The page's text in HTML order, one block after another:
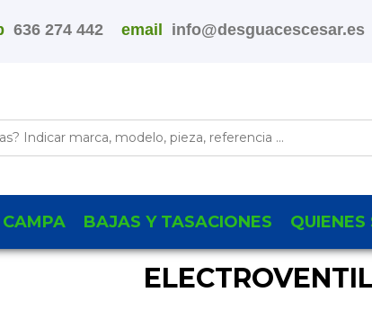
636 274 442 email info@desguacescesar.es
BAJAS Y TASACIONES QUIENES